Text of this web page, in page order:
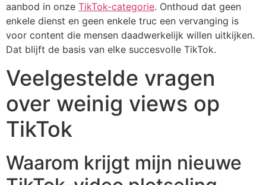
aanbod in onze TikTok-categorie. Onthoud dat geen
enkele dienst en geen enkele truc een vervanging is
voor content die mensen daadwerkelijk willen uitkijken.
Dat blijft de basis van elke succesvolle TikTok.
Veelgestelde vragen
over weinig views op
TikTok
Waarom krijgt mijn nieuwe